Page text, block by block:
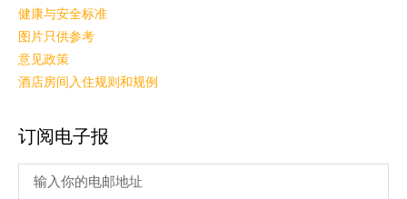
健康与安全标准
图片只供参考
意见政策
酒店房间入住规则和规例
订阅电子报